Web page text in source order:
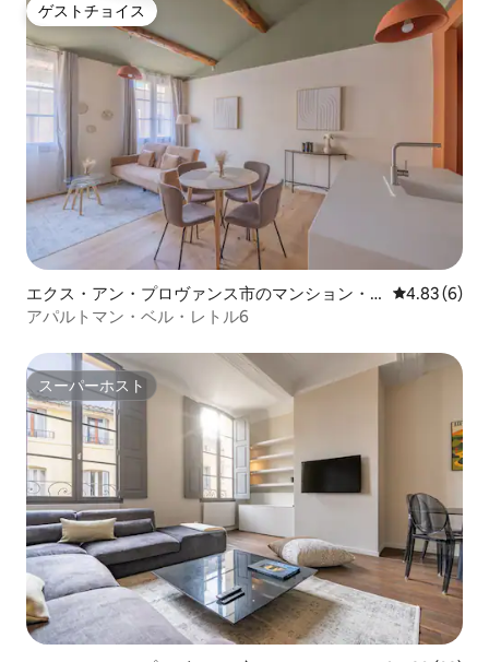
ゲストチョイス
ゲストチョイス
エクス・アン・プロヴァンス市のマンション・
アパート
レビュー6
4.83 (6)
アパルトマン・ベル・レトル6
スーパーホスト
スーパーホスト